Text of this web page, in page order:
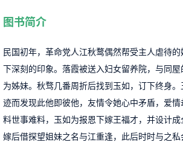
图书简介
民国初年，革命党人江秋鹜偶然帮受主人虐待
下深刻的印象。落霞被送入妇女留养院，与同
为姊妹。秋骛几番周折后找到玉如，订下终身
迹而发现此他即彼他，友情令她心中矛盾，爱
料世事难料，玉如为报恩下嫁王福才，并设计
嫁后借探望姐妹之名与江重逢，此后时时与之